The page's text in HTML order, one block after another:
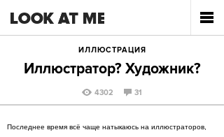
ИЛЛЮСТРАЦИЯ
Иллюстратор? Художник?
4302 31
Последнее время всё чаще натыкаюсь на иллюстраторов,